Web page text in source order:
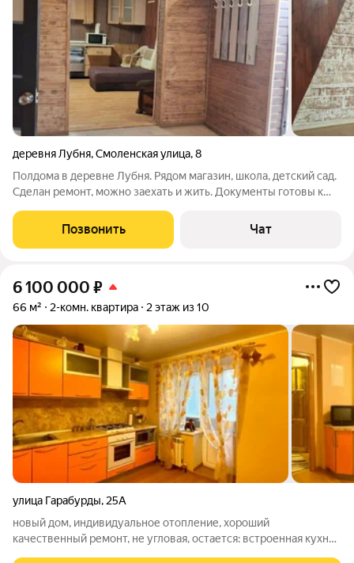
деревня Лубня,Смоленская улица,8
Полдома в деревне Лубня. Рядом магазин, школа, детский сад.
Сделан ремонт, можно заехать и жить. Документы готовы к
Позвонить Чат
6 100 000 ₽
66 м² 2-комн. квартира 2 этаж из 10
улица Гарабурды, 25А
новый дом, индивидуальное отопление, хороший
качественный ремонт, не угловая, остается: встроенная кухня,